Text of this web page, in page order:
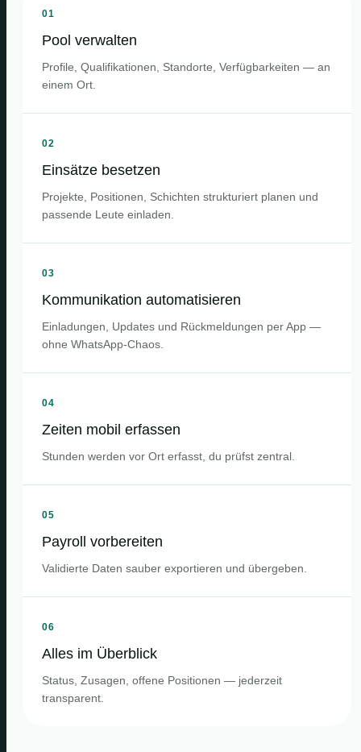
01
Pool verwalten
Profile, Qualifikationen, Standorte, Verfügbarkeiten — an
einem Ort.
02
Einsätze besetzen
Projekte, Positionen, Schichten strukturiert planen und
passende Leute einladen.
03
Kommunikation automatisieren
Einladungen, Updates und Rückmeldungen per App —
ohne WhatsApp-Chaos.
04
Zeiten mobil erfassen
Stunden werden vor Ort erfasst, du prüfst zentral.
05
Payroll vorbereiten
Validierte Daten sauber exportieren und übergeben.
06
Alles im Überblick
Status, Zusagen, offene Positionen — jederzeit
transparent.